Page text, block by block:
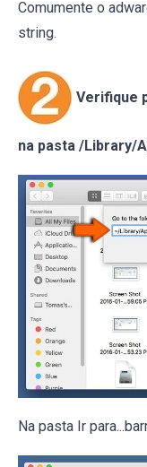
Comumente o
string.
Verifique
na pasta /Library/
Na pasta Ir